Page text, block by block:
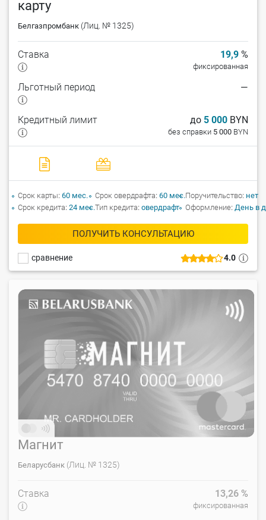
карту
Белгазпромбанк (Лиц. № 1325)
4.0
сравнение
Ставка 19,9 %
фиксированная
Льготный период —
Кредитный лимит до 5 000 BYN
без справки 5 000 BYN
ПОЛУЧИТЬ КОНСУЛЬТАЦИЮ
Срок карты 60 мес.
Срок кредита 24 мес.
Срок овердрафта 60 мес.
Тип кредита овердрафт
Поручительство нет
Оформление День в
Магнит
Беларусбанк (Лиц. № 1325)
Ставка 13,26 %
фиксированная